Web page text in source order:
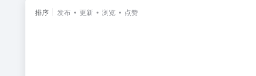
排序 发布 更新 浏览 点赞